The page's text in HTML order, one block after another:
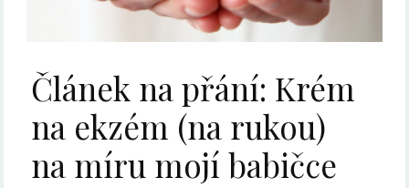
Článek na přání: Krém
na ekzém (na rukou)
na míru mojí babičce